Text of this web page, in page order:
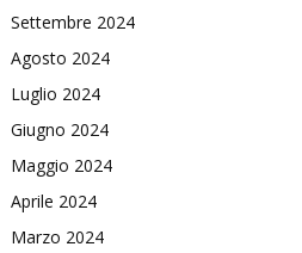
Settembre 2024
Agosto 2024
Luglio 2024
Giugno 2024
Maggio 2024
Aprile 2024
Marzo 2024